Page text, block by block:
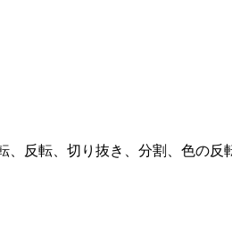
反転、切り抜き、分割、色の